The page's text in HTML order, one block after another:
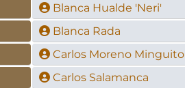
Blanca Hualde 'Neri'
Blanca Rada
Carlos Moreno Minguito
Carlos Salamanca